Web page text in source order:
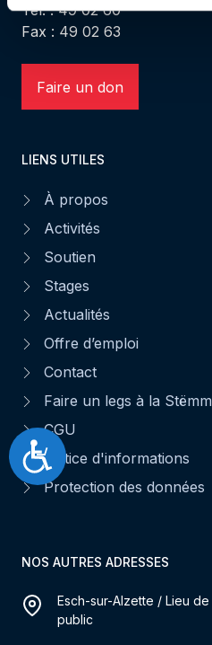
Accessibilité
Tél. : 49 02 60
Fax : 49 02 63
Faire un don
LIENS UTILES
À propos
Activités
Soutien
Stages
Actualités
Offre d’emploi
Contact
Faire un legs à la Stëmm
CGU
Notice d'informations
Protection des données
NOS AUTRES ADRESSES
Esch-sur-Alzette / Lieu
public